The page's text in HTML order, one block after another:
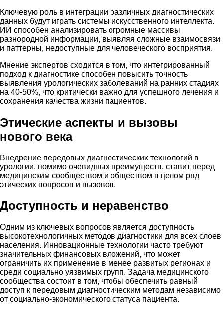
Ключевую роль в интеграции различных диагностических
данных будут играть системы искусственного интеллекта.
ИИ способен анализировать огромные массивы
разнородной информации, выявляя сложные взаимосвязи
и паттерны, недоступные для человеческого восприятия.
Мнение экспертов сходится в том, что интегрированный
подход к диагностике способен повысить точность
выявления урологических заболеваний на ранних стадиях
на 40-50%, что критически важно для успешного лечения и
сохранения качества жизни пациентов.
Этические аспекты и вызовы
нового века
Внедрение передовых диагностических технологий в
урологии, помимо очевидных преимуществ, ставит перед
медицинским сообществом и обществом в целом ряд
этических вопросов и вызовов.
Доступность и неравенство
Одним из ключевых вопросов является доступность
высокотехнологичных методов диагностики для всех слоев
населения. Инновационные технологии часто требуют
значительных финансовых вложений, что может
ограничить их применение в менее развитых регионах и
среди социально уязвимых групп. Задача медицинского
сообщества состоит в том, чтобы обеспечить равный
доступ к передовым диагностическим методам независимо
от социально-экономического статуса пациента.